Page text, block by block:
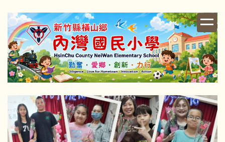
到
主
要
內
容
區